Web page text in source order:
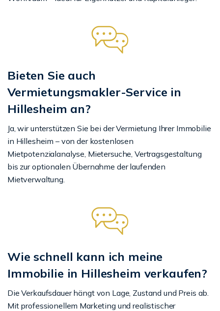
Bieten Sie auch
Vermietungsmakler-Service in
Hillesheim an?
Ja, wir unterstützen Sie bei der Vermietung Ihrer Immobilie
in Hillesheim – von der kostenlosen
Mietpotenzialanalyse, Mietersuche, Vertragsgestaltung
bis zur optionalen Übernahme der laufenden
Mietverwaltung.
Wie schnell kann ich meine
Immobilie in Hillesheim verkaufen?
Die Verkaufsdauer hängt von Lage, Zustand und Preis ab.
Mit professionellem Marketing und realistischer